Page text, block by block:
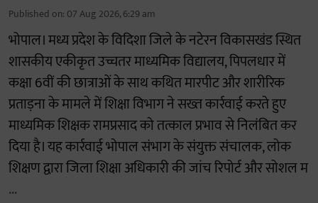
Published on: 07 Aug 2026, 6:29 am
भोपाल। मध्य प्रदेश के विदिशा जिले के नटेरन विकासखंड स्थित
शासकीय एकीकृत उच्चतर माध्यमिक विद्यालय, पिपलधार में
कक्षा 6वीं की छात्राओं के साथ कथित मारपीट और शारीरिक
प्रताड़ना के मामले में शिक्षा विभाग ने सख्त कार्रवाई करते हुए
माध्यमिक शिक्षक रामप्रसाद को तत्काल प्रभाव से निलंबित कर
दिया है। यह कार्रवाई भोपाल संभाग के संयुक्त संचालक, लोक
शिक्षण द्वारा जिला शिक्षा अधिकारी की जांच रिपोर्ट और सोशल म
...